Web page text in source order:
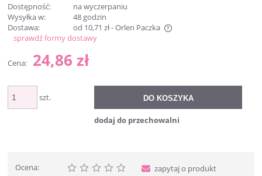
Dostępność:
na wyczerpaniu
Wysyłka w:
48 godzin
Dostawa:
od 10,71 zł- Orlen Paczka
Cena nie zawiera ewentualnych kosztów płatności
sprawdź formy dostawy
Cena: 24,86 zł
szt. DO KOSZYKA
dodaj do przechowalni
Ocena:
zapytaj o produkt